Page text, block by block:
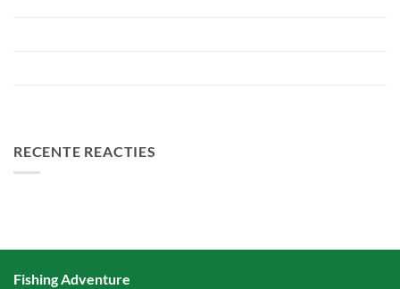
RECENTE REACTIES
Fishing Adventure